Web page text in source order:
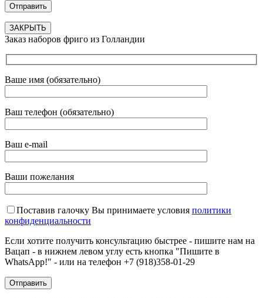
ЗАКРЫТЬ
Заказ наборов фриго из Голландии
Ваше имя (обязательно)
Ваш телефон (обязательно)
Ваш e-mail
Ваши пожелания
Поставив галочку Вы принимаете условия политики
конфиденциальности
Если хотите получить консультацию быстрее - пишите нам на
Вацап - в нижнем левом углу есть кнопка "Пишите в
WhatsApp!" - или на телефон +7 (918)358-01-29